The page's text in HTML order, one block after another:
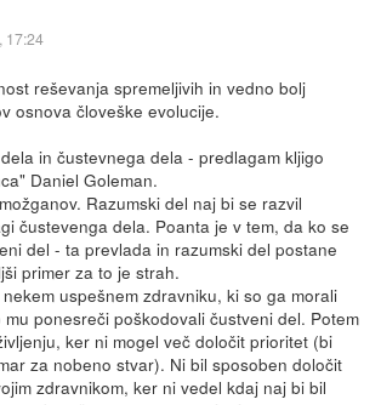
17:24
reševanja spremeljivih in vedno bolj
osnova človeške evolucije.
in čustevnega dela - predlagam kljigo
Daniel Goleman.
Razumski del naj bi se razvil
čustevenga dela. Poanta je v tem, da ko se
del - ta prevlada in razumski del postane
primer za to je strah.
uspešnem zdravniku, ki so ga morali
ponesreči poškodovali čustveni del. Potem
ker ni mogel več določit prioritet (bi
za nobeno stvar). Ni bil sposoben določit
zdravnikom, ker ni vedel kdaj naj bi bil